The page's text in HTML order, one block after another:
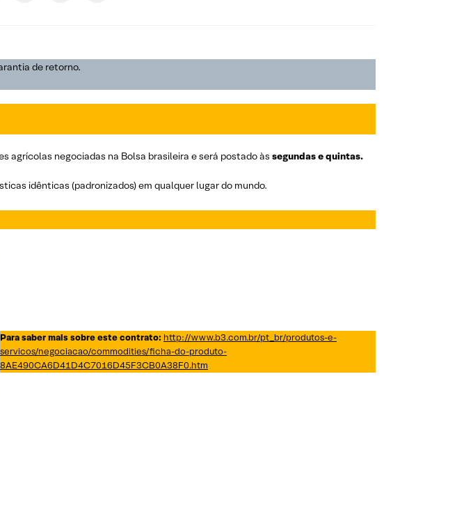
de retorno.
agrícolas negociadas na Bolsa brasileira e será postado às segundas e quintas.
idênticas (padronizados) em qualquer lugar do mundo.
Para saber mais sobre este contrato: http://www.b3.com.br/pt_br/produtos-e-
servicos/negociacao/commodities/ficha-do-produto-
8AE490CA6D41D4C7016D45F3CB0A38F0.htm